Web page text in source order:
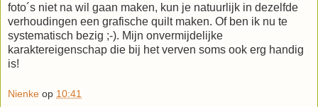
foto´s niet na wil gaan maken, kun je natuurlijk in dezelfde
verhoudingen een grafische quilt maken. Of ben ik nu te
systematisch bezig ;-). Mijn onvermijdelijke
karaktereigenschap die bij het verven soms ook erg handig
is!
Nienke op 10:41